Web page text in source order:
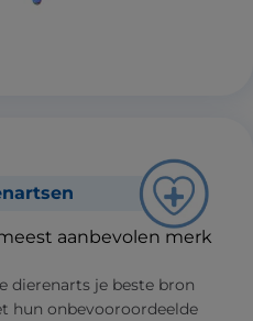
aanbevolen merk
dierenarts je beste bron
hun onbevooroordeelde